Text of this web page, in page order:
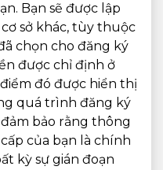
Bạn sẽ được lập
sở khác, tùy thuộc
chọn cho đăng ký
được chỉ định ở
đó được hiển thị
quá trình đăng ký
bảo rằng thông
của bạn là chính
kỳ sự gián đoạn